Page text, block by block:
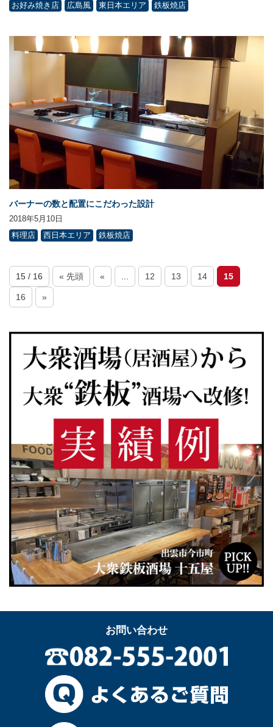
お好み焼き店
広島風 東日本エリア 鉄板焼店
バーナーの数と配置にこだわった設計
2018年5月10日
料理店
西日本エリア 鉄板焼店
15 / 16 « 先頭 « 12 13 14 15
16 »
お問い合わせ